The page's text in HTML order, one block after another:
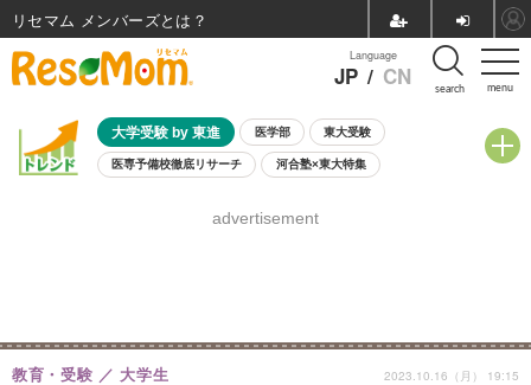
menu
Language
JP / CN search
大学受験 by 東進 医学部 東大受験
医専予備校徹底リサーチ 河合塾×東大特集
8月開催学校説明会・相談会
advertisement
教育・受験 大学生 2023.10.16（月） 19:15
リセマム メンバーズ